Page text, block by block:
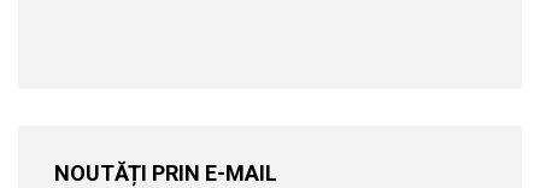
NOUTĂȚI PRIN E-MAIL